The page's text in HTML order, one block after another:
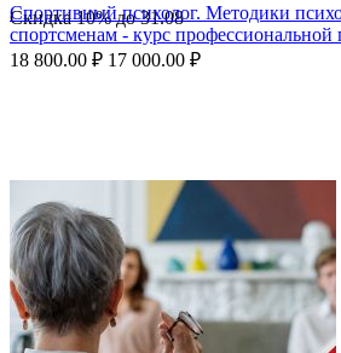
Скидка10%до31.08
Спортивный психолог. Методики
спортсменам - курс профессиональной
18 800.00 ₽ 17 000.00 ₽